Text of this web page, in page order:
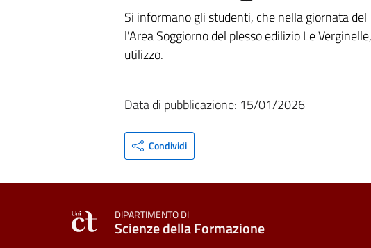
Si informano gli studenti, che nella giornata
l'Area Soggiorno del plesso edilizio Le
utilizzo.
Data di pubblicazione: 15/01/2026
Condividi
DIPARTIMENTO DI
Scienze della Formazione